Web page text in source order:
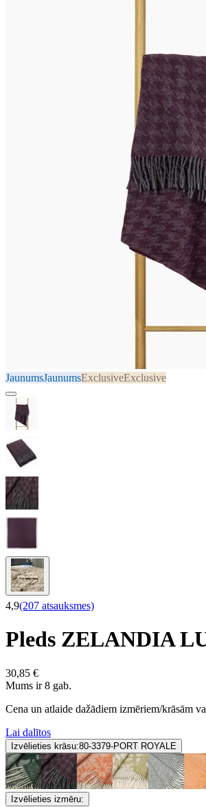
JaunumsJaunumsExclusiveExclusive
4,9(207 atsauksmes)
Pleds ZELANDIA
30,85 €
Mums ir 8 gab.
Cena un atlaide dažādiem izmēriem/krāsām
Lai dalītos
Izvēlieties krāsu:80-3379-PORT ROYALE
Izvēlieties izmēru: